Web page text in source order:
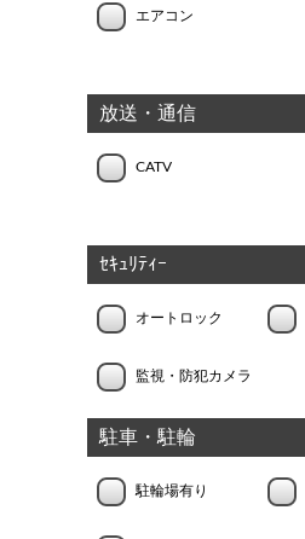
エアコン
放送・通信
CATV
ｾｷｭﾘﾃｨｰ
オートロック
監視・防犯カメラ
駐車・駐輪
駐輪場有り